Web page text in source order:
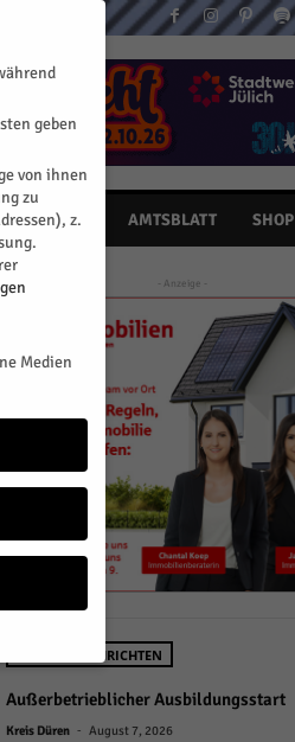
TERMINE AMTSBLATT SHOP
- Anzeige -
NEUSTE NACHRICHTEN
Außerbetrieblicher Ausbildungsstart
Kreis Düren - August 7, 2026
geben
von ihnen
zu
z.
Medien
geben